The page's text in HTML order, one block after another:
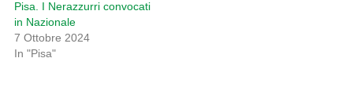
Pisa. I Nerazzurri convocati
in Nazionale
7 Ottobre 2024
In "Pisa"